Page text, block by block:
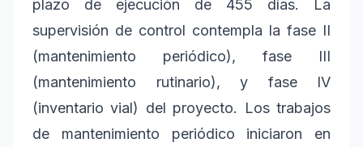
plazo de ejecución de 455 días. La
supervisión de control contempla la fase II
(mantenimiento periódico), fase III
(mantenimiento rutinario), y fase IV
(inventario vial) del proyecto. Los trabajos
de mantenimiento periódico iniciaron en